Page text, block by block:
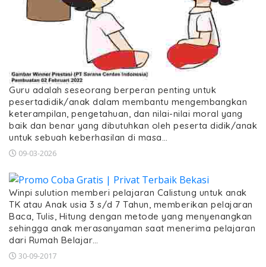
Guru adalah seseorang berperan penting untuk
pesertadidik/anak dalam membantu mengembangkan
keterampilan, pengetahuan, dan nilai-nilai moral yang
baik dan benar yang dibutuhkan oleh peserta didik/anak
untuk sebuah keberhasilan di masa…
09-03-2026
Winpi sulution memberi pelajaran Calistung untuk anak
TK atau Anak usia 3 s/d 7 Tahun, memberikan pelajaran
Baca, Tulis, Hitung dengan metode yang menyenangkan
sehingga anak merasanyaman saat menerima pelajaran
dari Rumah Belajar…
30-09-2017